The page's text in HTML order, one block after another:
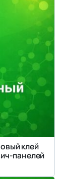
клей
панелей